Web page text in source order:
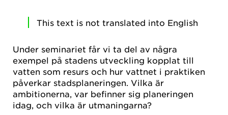
This text is not translated into English
Under seminariet får vi ta del av några
exempel på stadens utveckling kopplat till
vatten som resurs och hur vattnet i praktiken
påverkar stadsplaneringen. Vilka är
ambitionerna, var befinner sig planeringen
idag, och vilka är utmaningarna?